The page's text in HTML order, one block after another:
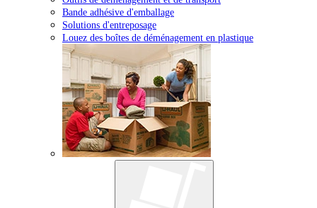
Bande adhésive d'emballage
Solutions d'entreposage
Louez des boîtes de déménagement en plastique